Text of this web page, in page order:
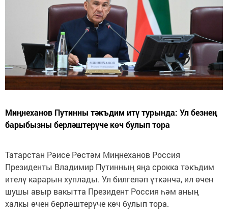
Миңнеханов Путинны тәкъдим итү турында: Ул безнең
барыбызны берләштерүче көч булып тора
Татарстан Рәисе Рөстәм Миңнеханов Россия
Президенты Владимир Путинның яңа срокка тәкъдим
ителү карарын хуплады. Ул билгеләп үткәнчә, ил өчен
шушы авыр вакытта Президент Россия һәм аның
халкы өчен берләштерүче көч булып тора.